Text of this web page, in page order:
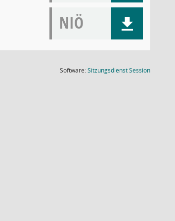
NIÖ
Software:SitzungsdienstSession(Wird in